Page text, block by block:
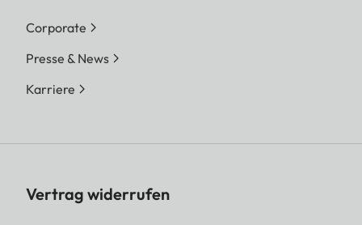
Corporate
Presse & News
Karriere
Vertrag widerrufen